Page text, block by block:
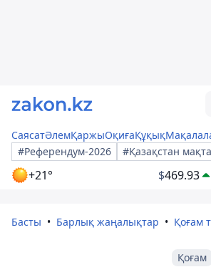
СаясатӘлемҚаржыОқиғаҚұқық
#Референдум-2026
#Қазақстан
+21° $469.93
Басты Барлық жаңалықтар Қоғам
Қоғам